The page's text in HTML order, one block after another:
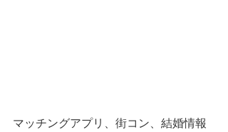
マッチングアプリ、街コン、結婚情報